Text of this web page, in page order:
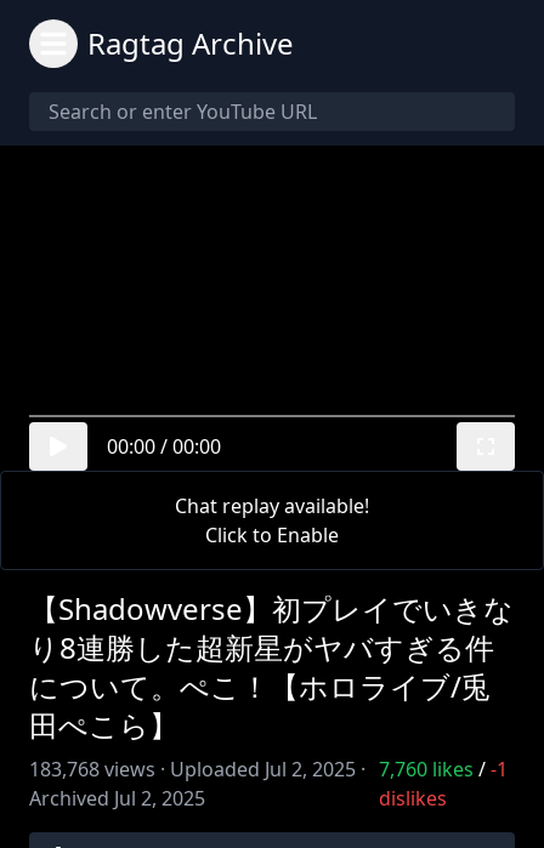
Ragtag Archive
00:00/00:00
Chat replay available!
Click to Enable
【Shadowverse】初プレイでいきな
り8連勝した超新星がヤバすぎる件
について。ぺこ！【ホロライブ/兎
田ぺこら】
183,768views · Uploaded Jul 2, 2025 ·
Archived Jul 2, 2025
7,760likes /-1
dislikes